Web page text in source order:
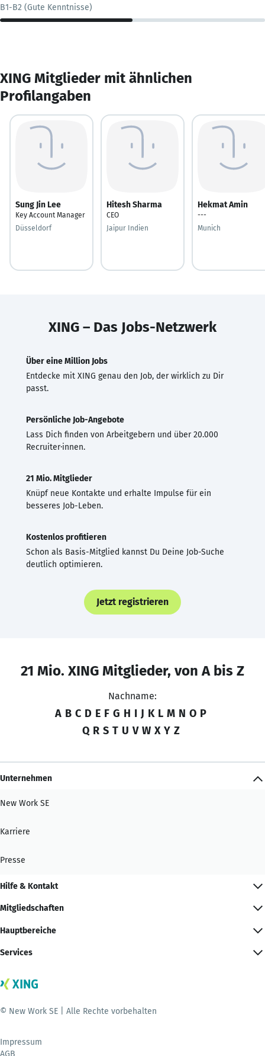
B1-B2 (Gute Kenntnisse)
XING Mitglieder mit ähnlichen
Profilangaben
Sung Jin Lee
Key Account Manager
Düsseldorf
Hitesh Sharma
CEO
Jaipur Indien
Hekmat Amin
---
Munich
XING – Das Jobs-Netzwerk
Über eine Million Jobs
Entdecke mit XING genau den Job, der wirklich zu Dir
passt.
Persönliche Job-Angebote
Lass Dich finden von Arbeitgebern und über 20.000
Recruiter·innen.
21 Mio. Mitglieder
Knüpf neue Kontakte und erhalte Impulse für ein
besseres Job-Leben.
Kostenlos profitieren
Schon als Basis-Mitglied kannst Du Deine Job-Suche
deutlich optimieren.
Jetzt registrieren
21 Mio. XING Mitglieder, von A bis Z
Nachname:
A B C D E F G H I J K L M N O P
Q R S T U V W X Y Z
Unternehmen
New Work SE
Karriere
Presse
Hilfe & Kontakt
Mitgliedschaften
Hauptbereiche
Services
© New Work SE | Alle Rechte vorbehalten
Impressum
AGB